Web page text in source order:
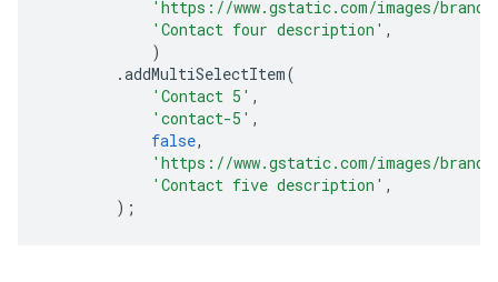
'https://www.gstatic.com/images/
'Contact four description' ,
)
.addMultiSelectItem(
'Contact 5' ,
'contact-5' ,
false,
'https://www.gstatic.com/images/
'Contact five description' ,
);